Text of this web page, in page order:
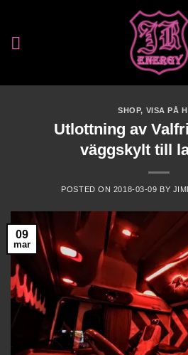
SHOP, VISA PÅ
Utlottning av
väggskylt till
POSTED ON 2018-03-09 BY
09
mar